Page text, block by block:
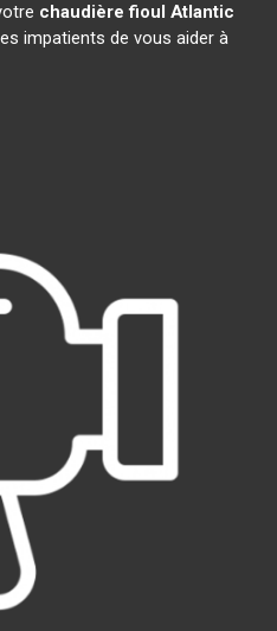
chaudière fioul Atlantic
impatients de vous aider à